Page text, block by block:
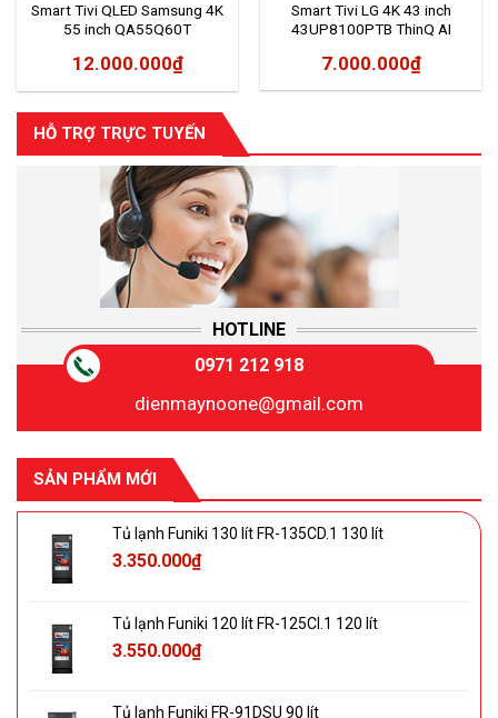
HỖ TRỢ TRỰC TUYẾN
HOTLINE
0971 212 918
dienmaynoone@gmail.com
SẢN PHẨM MỚI
Tủ lạnh Funiki 130 lít FR-135CD.1 130 lít
3.350.000₫
Tủ lạnh Funiki 120 lít FR-125CI.1 120 lít
3.550.000₫
Tủ lạnh Funiki FR-91DSU 90 lít
Smart Tivi QLED Samsung 4K
55 inch QA55Q60T
12.000.000₫
Smart Tivi LG 4K 43 inch
43UP8100PTB ThinQ AI
7.000.000₫